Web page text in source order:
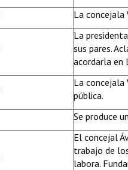
La concejala
La
sus pares.
acordarla en
La concejala
pública.
Se produce
El concejal
trabajo de
labora.